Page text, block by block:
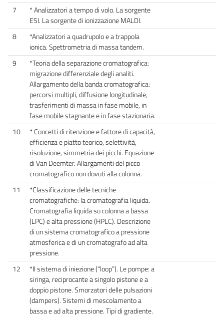
7
* Analizzatori a tempo di volo. La sorgente
ESI. La sorgente di ionizzazione MALDI.
8
*Analizzatori a quadrupolo e a trappola
ionica. Spettrometria di massa tandem.
9
*Teoria della separazione cromatografica:
migrazione differenziale degli analiti.
Allargamento della banda cromatografica:
percorsi multipli, diffusione longitudinale,
trasferimenti di massa in fase mobile, in
fase mobile stagnante e in fase stazionaria.
10
* Concetti di ritenzione e fattore di capacità,
efficienza e piatto teorico, selettività,
risoluzione, simmetria dei picchi. Equazione
di Van Deemter. Allargamenti del picco
cromatografico non dovuti alla colonna.
11
*Classificazione delle tecniche
cromatografiche: la cromatografia liquida.
Cromatografia liquida su colonna a bassa
(LPC) e alta pressione (HPLC). Descrizione
di un sistema cromatografico a pressione
atmosferica e di un cromatografo ad alta
pressione.
12
*Il sistema di iniezione (“loop”). Le pompe: a
siringa, reciprocante a singolo pistone e a
doppio pistone. Smorzatori delle pulsazioni
(dampers). Sistemi di mescolamento a
bassa e ad alta pressione. Tipi di gradiente.